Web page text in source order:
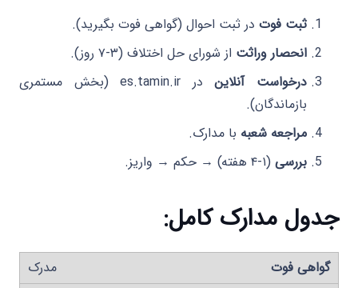
ثبت فوت در ثبت احوال (گواهی فوت بگیرید).
انحصار وراثت از شورای حل اختلاف (۳-۷ روز).
درخواست آنلاین
در es.tamin.ir (بخش مستمری
بازماندگان).
مراجعه شعبه با مدارک.
بررسی (۱-۴ هفته) → حکم → واریز.
جدول مدارک کامل:
گواهی فوت